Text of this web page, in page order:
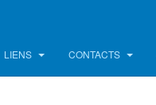
LIENS CONTACTS